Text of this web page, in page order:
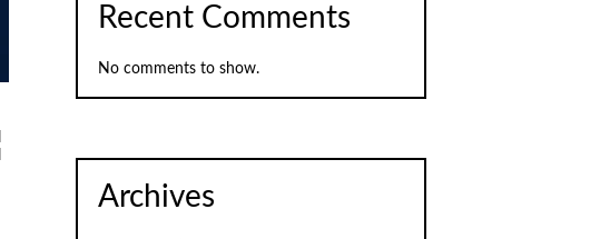
Recent Comments
No comments to show.
Archives